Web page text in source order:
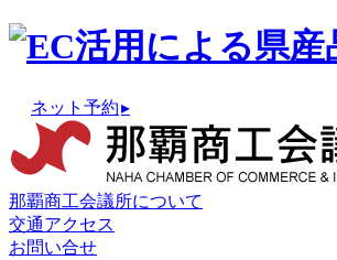
ネット予約▸
那覇商工会議所について
交通アクセス
お問い合せ